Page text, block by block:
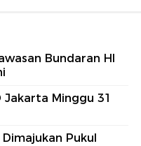
Bundaran HI
Jakarta Minggu 31
Pukul